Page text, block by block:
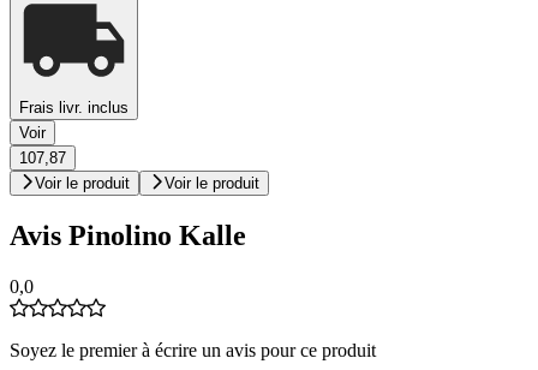
Frais livr. inclus
Voir
107,87
Voir le produit
Voir le produit
Avis Pinolino Kalle
0,0
Soyez le premier à écrire un avis pour ce produit